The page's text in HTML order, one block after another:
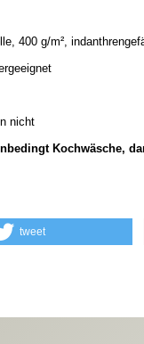
400 g/m²,
nicht
Kochwäsche,
tweet